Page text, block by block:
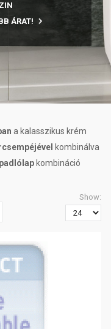
ÁRAT!
a kalasszikus krém
kombinálva
padlólap kombináció
Show: